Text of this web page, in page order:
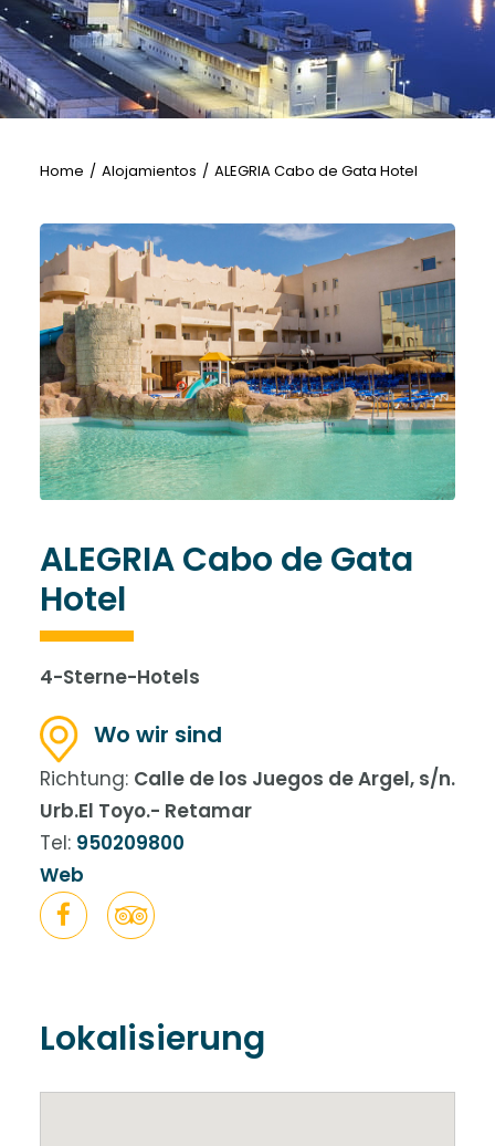
Home Alojamientos ALEGRIA Cabo de Gata Hotel
ALEGRIA Cabo de Gata
Hotel
4-Sterne-Hotels
Wo wir sind
Richtung: Calle de los Juegos de Argel, s/n.
Urb.El Toyo.- Retamar
Tel: 950209800
Web
Lokalisierung